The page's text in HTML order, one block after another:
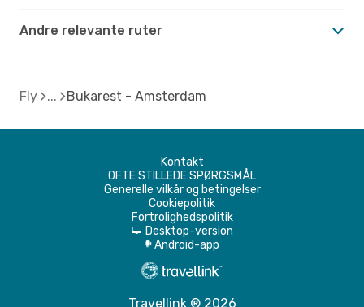
Andre relevante ruter
Fly Bukarest - Amsterdam
Kontakt
OFTE STILLEDE SPØRGSMÅL
Generelle vilkår og betingelser
Cookiepolitik
Fortrolighedspolitik
d Desktop-version
A Android-app
Travellink ® 2026